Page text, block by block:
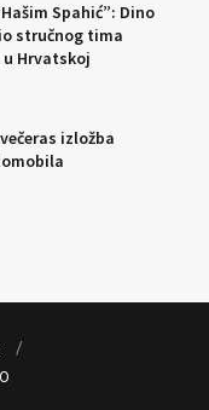
Spahić”: Dino
stručnog tima
Hrvatskoj
izložba